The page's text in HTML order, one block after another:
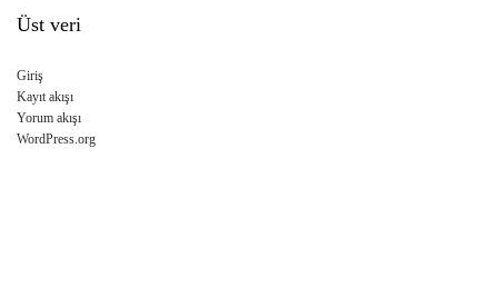
Üst veri
Giriş
Kayıt akışı
Yorum akışı
WordPress.org